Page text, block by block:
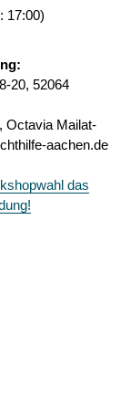
17:00)
20, 52064
Octavia Mailat-
aachen.de
das